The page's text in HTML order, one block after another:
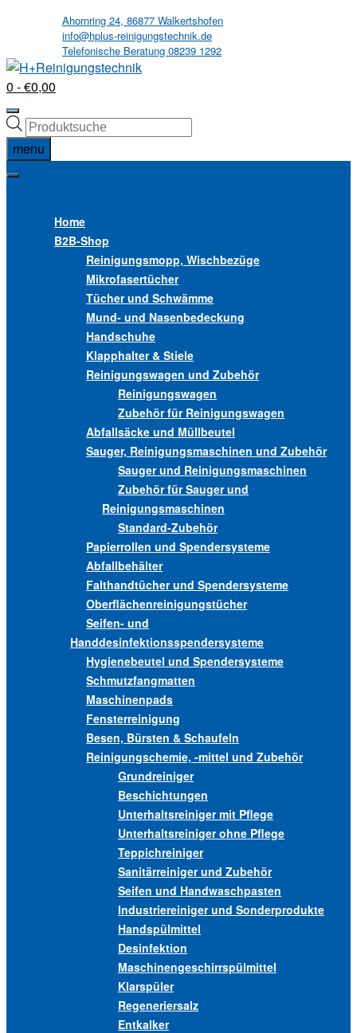
content
Ahornring 24, 86877 Walkertshofen
info@hplus-reinigungstechnik.de
Telefonische Beratung 08239 1292
0 - €0,00
Products
search
menu
Home
B2B-Shop
Reinigungsmopp, Wischbezüge
Mikrofasertücher
Tücher und Schwämme
Mund- und Nasenbedeckung
Handschuhe
Klapphalter & Stiele
Reinigungswagen und Zubehör
Reinigungswagen
Zubehör für Reinigungswagen
Abfallsäcke und Müllbeutel
Sauger, Reinigungsmaschinen und Zubehör
Sauger und Reinigungsmaschinen
Zubehör für Sauger und
Reinigungsmaschinen
Standard-Zubehör
Papierrollen und Spendersysteme
Abfallbehälter
Falthandtücher und Spendersysteme
Oberflächenreinigungstücher
Seifen- und
Handdesinfektionsspendersysteme
Hygienebeutel und Spendersysteme
Schmutzfangmatten
Maschinenpads
Fensterreinigung
Besen, Bürsten & Schaufeln
Reinigungschemie, -mittel und Zubehör
Grundreiniger
Beschichtungen
Unterhaltsreiniger mit Pflege
Unterhaltsreiniger ohne Pflege
Teppichreiniger
Sanitärreiniger und Zubehör
Seifen und Handwaschpasten
Industriereiniger und Sonderprodukte
Handspülmittel
Desinfektion
Maschinengeschirrspülmittel
Klarspüler
Regeneriersalz
Entkalker